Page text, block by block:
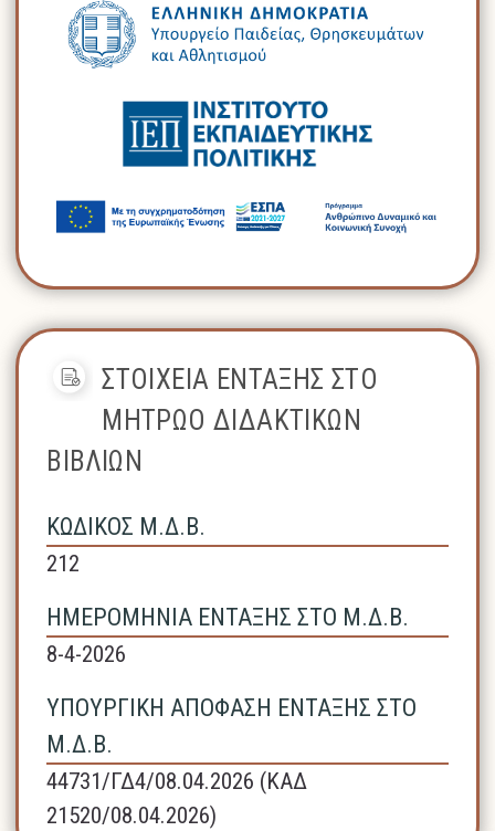
ΣΤΟΙΧΕΙΑ ΕΝΤΑΞΗΣ ΣΤΟ
ΜΗΤΡΩΟ ΔΙΔΑΚΤΙΚΩΝ
ΒΙΒΛΙΩΝ
ΚΩΔΙΚΟΣ Μ.Δ.Β.
212
ΗΜΕΡΟΜΗΝΙΑ ΕΝΤΑΞΗΣ ΣΤΟ Μ.Δ.Β.
8-4-2026
ΥΠΟΥΡΓΙΚΗ ΑΠΟΦΑΣΗ ΕΝΤΑΞΗΣ ΣΤΟ
Μ.Δ.Β.
44731/ΓΔ4/08.04.2026 (ΚΑΔ
21520/08.04.2026)